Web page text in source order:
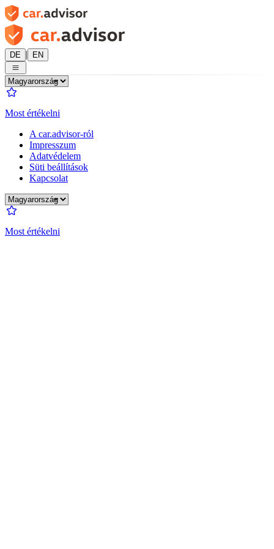
DE | EN
Most értékelni
A car.advisor-ról
Impresszum
Adatvédelem
Süti beállítások
Kapcsolat
Most értékelni